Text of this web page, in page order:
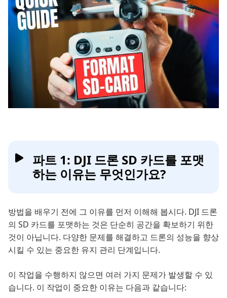
파트 1: DJI 드론 SD 카드를 포맷
하는 이유는 무엇인가요?
방법을 배우기 전에 그 이유를 먼저 이해해 봅시다. DJI 드론
의 SD 카드를 포맷하는 것은 단순히 공간을 확보하기 위한
것이 아닙니다. 다양한 문제를 해결하고 드론의 성능을 향상
시킬 수 있는 중요한 유지 관리 단계입니다.
이 작업을 수행하지 않으면 여러 가지 문제가 발생할 수 있
습니다. 이 작업이 중요한 이유는 다음과 같습니다: